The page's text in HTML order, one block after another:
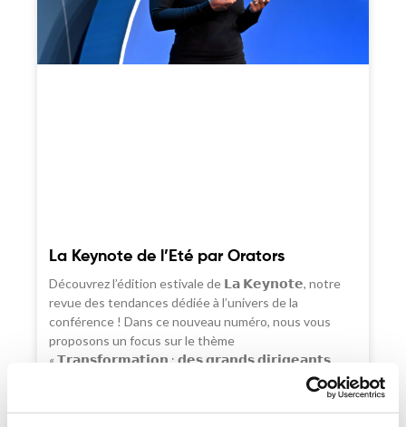
La Keynote de l’Eté par Orators
Découvrez l’édition estivale de 𝗟𝗮 𝗞𝗲𝘆𝗻𝗼𝘁𝗲, notre
revue des tendances dédiée à l’univers de la
conférence ! Dans ce nouveau numéro, nous vous
proposons un focus sur le thème
« 𝗧𝗿𝗮𝗻𝘀𝗳𝗼𝗿𝗺𝗮𝘁𝗶𝗼𝗻 : 𝗱𝗲𝘀 𝗴𝗿𝗮𝗻𝗱𝘀 𝗱𝗶𝗿𝗶𝗴𝗲𝗮𝗻𝘁𝘀
𝘁𝗲́𝗺𝗼𝗶𝗴𝗻𝗲𝗻𝘁 » avec une sélection d’intervenants